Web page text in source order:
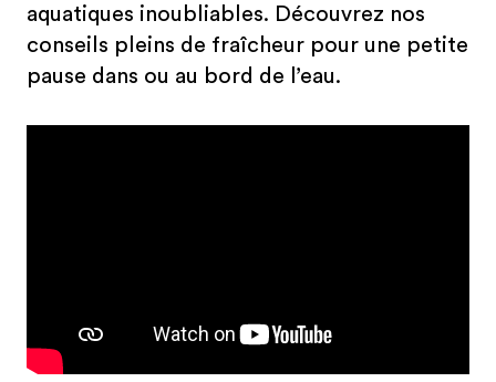
aquatiques inoubliables. Découvrez nos
conseils pleins de fraîcheur pour une petite
pause dans ou au bord de l’eau.